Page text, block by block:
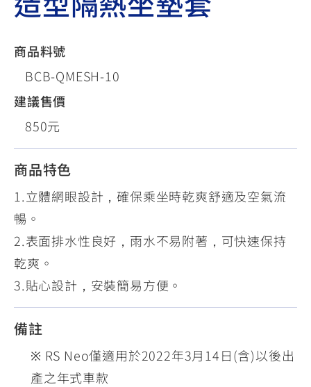
商品料號
BCB-QMESH-10
建議售價
850元
商品特色
1.立體網眼設計，確保乘坐時乾爽舒適及空氣流
暢。
2.表面排水性良好，雨水不易附著，可快速保持
乾爽。
3.貼心設計，安裝簡易方便。
備註
※ RS Neo僅適用於2022年3月14日(含)以後出
產之年式車款